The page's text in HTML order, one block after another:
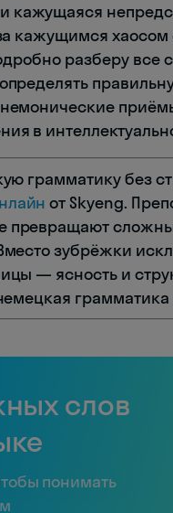
кажущимся
разберу все
в
грамматику без
от Skyeng.
превращают
зубрёжки
— ясность и
слов
понимать